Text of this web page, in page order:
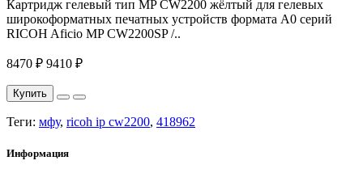
Картридж гелевый тип MP CW2200 жёлтый для гелевых
широкоформатных печатных устройств формата A0 серий
RICOH Aficio MP CW2200SP /..
8470 ₽ 9410 ₽
Купить
Теги: мфу, ricoh ip cw2200, 418962
Информация